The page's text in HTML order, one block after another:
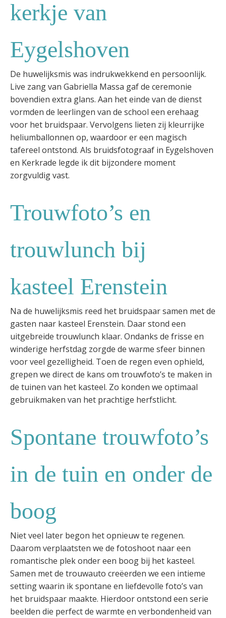
kerkje van
Eygelshoven
De huwelijksmis was indrukwekkend en persoonlijk.
Live zang van Gabriella Massa gaf de ceremonie
bovendien extra glans. Aan het einde van de dienst
vormden de leerlingen van de school een erehaag
voor het bruidspaar. Vervolgens lieten zij kleurrijke
heliumballonnen op, waardoor er een magisch
tafereel ontstond. Als bruidsfotograaf in Eygelshoven
en Kerkrade legde ik dit bijzondere moment
zorgvuldig vast.
Trouwfoto’s en
trouwlunch bij
kasteel Erenstein
Na de huwelijksmis reed het bruidspaar samen met de
gasten naar kasteel Erenstein. Daar stond een
uitgebreide trouwlunch klaar. Ondanks de frisse en
winderige herfstdag zorgde de warme sfeer binnen
voor veel gezelligheid. Toen de regen even ophield,
grepen we direct de kans om trouwfoto’s te maken in
de tuinen van het kasteel. Zo konden we optimaal
gebruikmaken van het prachtige herfstlicht.
Spontane trouwfoto’s
in de tuin en onder de
boog
Niet veel later begon het opnieuw te regenen.
Daarom verplaatsten we de fotoshoot naar een
romantische plek onder een boog bij het kasteel.
Samen met de trouwauto creëerden we een intieme
setting waarin ik spontane en liefdevolle foto’s van
het bruidspaar maakte. Hierdoor ontstond een serie
beelden die perfect de warmte en verbondenheid van